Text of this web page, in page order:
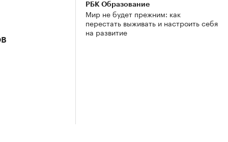
РБК Образование
Мир не будет прежним: как
перестать выживать и настроить себя
на развитие